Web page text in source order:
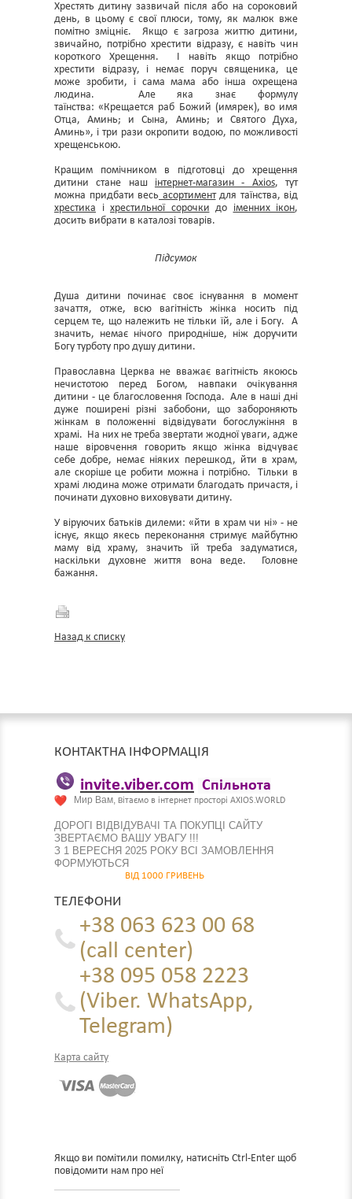
Хрестять дитину зазвичай після або на сороковий
день, в цьому є свої плюси, тому, як малюк вже
помітно зміцніє. Якщо є загроза життю дитини,
звичайно, потрібно хрестити відразу, є навіть чин
короткого Хрещення. І навіть якщо потрібно
хрестити відразу, і немає поруч священика, це
може зробити, і сама мама або інша охрещена
людина. Але яка знає формулу
таїнства: «Крещается раб Божий (имярек), во имя
Отца, Аминь; и Сына, Аминь; и Святого Духа,
Аминь», і три рази окропити водою, по можливості
хрещенською.
Кращим помічником в підготовці до хрещення
дитини стане наш інтернет-магазин - Аxios, тут
можна придбати весь асортиментдля таїнства, від
хрестика і хрестильної сорочки до іменних ікон,
досить вибрати в каталозі товарів.
Підсумок
Душа дитини починає своє існування в момент
зачаття, отже, всю вагітність жінка носить під
серцем те, що належить не тільки їй, але і Богу. А
значить, немає нічого природніше, ніж доручити
Богу турботу про душу дитини.
Православна Церква не вважає вагітність якоюсь
нечистотою перед Богом, навпаки очікування
дитини - це благословення Господа. Але в наші дні
дуже поширені різні забобони, що забороняють
жінкам в положенні відвідувати богослужіння в
храмі. На них не треба звертати жодної уваги, адже
наше віровчення говорить якщо жінка відчуває
себе добре, немає ніяких перешкод, йти в храм,
але скоріше це робити можна і потрібно. Тільки в
храмі людина може отримати благодать причастя, і
починати духовно виховувати дитину.
У віруючих батьків дилеми: «йти в храм чи ні» - не
існує, якщо якесь переконання стримує майбутню
маму від храму, значить їй треба задуматися,
наскільки духовне життя вона веде. Головне
бажання.
Назад к списку
КОНТАКТНА ІНФОРМАЦІЯ
invite.viber.com Спільнота
Мир Вам, вітаємо в інтернет просторі AXIOS.WORLD
ДОРОГІ ВІДВІДУВАЧІ ТА ПОКУПЦІ САЙТУ
ЗВЕРТАЄМО ВАШУ УВАГУ !!!
З 1 ВЕРЕСНЯ 2025 РОКУ ВСІ ЗАМОВЛЕННЯ
ФОРМУЮТЬСЯ
ВІД 1000 ГРИВЕНЬ
ТЕЛЕФОНИ
+38 063 623 00 68
(call center)
+38 095 058 2223
(Viber. WhatsApp,
Telegram)
Карта сайту
Якщо ви помітили помилку, натисніть Ctrl-Enter щоб
повідомити нам про неї